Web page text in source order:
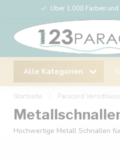
Über 1.000 Farben und
Alle Kategorien
Startseite Paracord
Hochwertige Metall Schnallen